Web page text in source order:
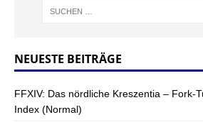
NEUESTE BEITRÄGE
FFXIV: Das nördliche Kreszentia – Fork-
Index (Normal)